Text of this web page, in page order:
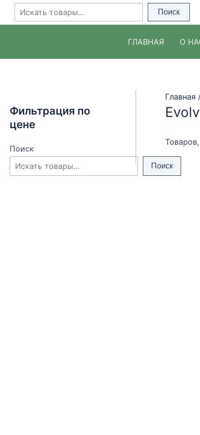
Перейти
Поиск Поиск
ГЛАВНАЯ О
Фильтрация по
цене
Поиск
Поиск
Главная